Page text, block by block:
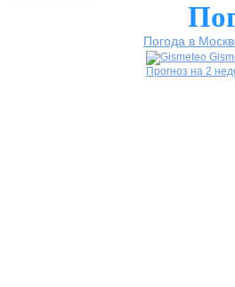
Погода в
Прогноз на 2